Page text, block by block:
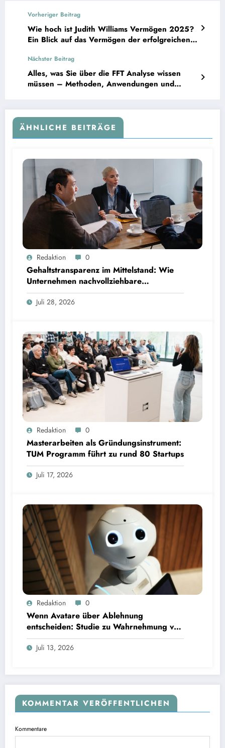
Vorheriger Beitrag
Wie hoch ist Judith Williams Vermögen 2025?
Ein Blick auf das Vermögen der erfolgreichen
Nächster Beitrag
Alles, was Sie über die FFT Analyse wissen
müssen – Methoden, Anwendungen und
ÄHNLICHE BEITRÄGE
schaffenRedaktion 0
Gehaltstransparenz im Mittelstand: Wie
Unternehmen nachvollziehbare
Vergütungsmodelle schaffen
Juli 28, 2026
TUM
Redaktion 0
Masterarbeiten als Gründungsinstrument:
TUM Programm führt zu rund 80 Startups
Juli 17, 2026
InterviewsRedaktion 0
Wenn Avatare über Ablehnung
entscheiden: Studie zu Wahrnehmung von
Fairness bei KI-Interviews
Juli 13, 2026
KOMMENTAR VERÖFFENTLICHEN
Kommentare